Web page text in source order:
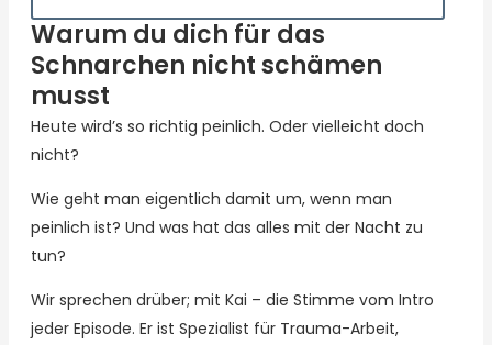
Warum du dich für das
Schnarchen nicht schämen
musst
Heute wird’s so richtig peinlich. Oder vielleicht doch
nicht?
Wie geht man eigentlich damit um, wenn man
peinlich ist? Und was hat das alles mit der Nacht zu
tun?
Wir sprechen drüber; mit Kai – die Stimme vom Intro
jeder Episode. Er ist Spezialist für Trauma-Arbeit,